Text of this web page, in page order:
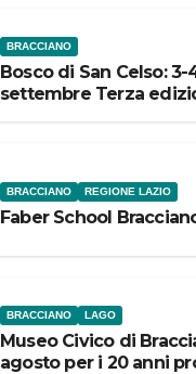
BRACCIANO
Bosco di San Celso: 3-
settembre Terza
BRACCIANO REGIONE LAZIO
Faber School
BRACCIANO LAGO
Museo Civico di
agosto per i 20 anni